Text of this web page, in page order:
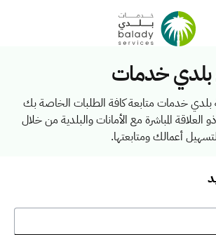
بلدي خدمات
خدمات متابعة كافة الطلبات الخاصة بك
العلاقة المباشرة مع الأمانات والبلدية من خلال
أعمالك ومتابعتها.